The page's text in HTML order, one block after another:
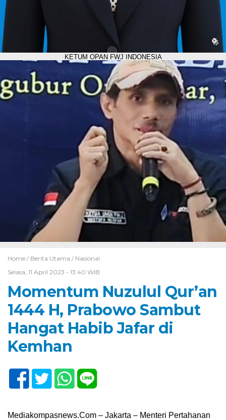
KETUM OPAN FWJ INDONESIA
Home / Berita Utama / Nasional
Selasa, 11 April 2023 - 13:40 WIB
Momentum Nuzulul Qur’an
1444 H, Prabowo Sambut
Hangat Habib Jafar di
Kemhan
Mediakompasnews.Com – Jakarta – Menteri Pertahanan